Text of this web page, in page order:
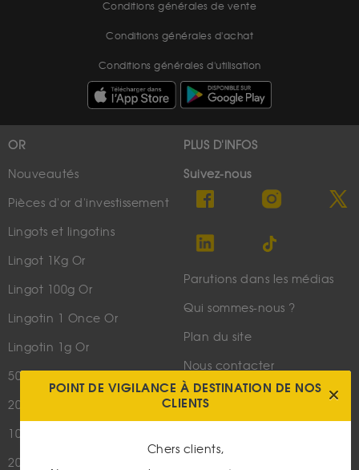
Conditions générales de vente
Conditions générales d'achat
Conditions générales d'utilisation
OR
Nouveautés
Pièces d'or d'investissement
Lingots et lingotins
Lingot 1Kg Or
Lingot 100g Or
Lingotin 1 Once Or
Lingotin 1g Or
50 Pesos Or
20 Francs Napoléon
10 Francs Napoléon
20 Francs Marianne Coq
PLUS D'INFOS
Suivez-nous
Parutions dans les médias
Qui sommes-nous ?
Plan du site
Nous contacter
LES ACTUALITÉS
POINT DE VIGILANCE À DESTINATION DE NOS
CLIENTS
Chers clients,